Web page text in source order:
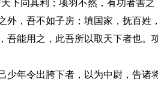
下同其利；项羽不然，有功者害
外，吾不如子房；填国家，抚百
吾能用之，此吾所以取天下者也。
年令出胯下者，以为中尉，告诸